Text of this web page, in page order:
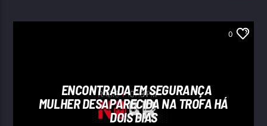
0
ENCONTRADA EM SEGURANÇA
MULHER DESAPARECIDA NA TROFA HÁ
DOIS DIAS